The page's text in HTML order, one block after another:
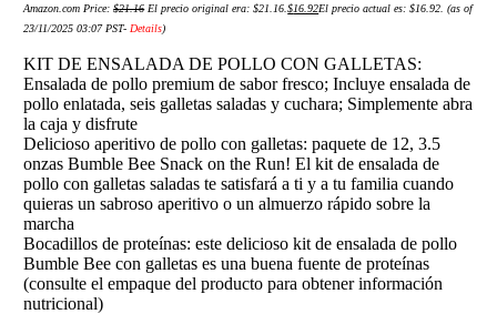
Amazon.com Price:$21.16 El precio original era: $21.16.$16.92El precio actual es: $16.92. (as of
23/11/2025 03:07 PST- Details)
KIT DE ENSALADA DE POLLO CON GALLETAS:
Ensalada de pollo premium de sabor fresco; Incluye ensalada de
pollo enlatada, seis galletas saladas y cuchara; Simplemente abra
la caja y disfrute
Delicioso aperitivo de pollo con galletas: paquete de 12, 3.5
onzas Bumble Bee Snack on the Run! El kit de ensalada de
pollo con galletas saladas te satisfará a ti y a tu familia cuando
quieras un sabroso aperitivo o un almuerzo rápido sobre la
marcha
Bocadillos de proteínas: este delicioso kit de ensalada de pollo
Bumble Bee con galletas es una buena fuente de proteínas
(consulte el empaque del producto para obtener información
nutricional)